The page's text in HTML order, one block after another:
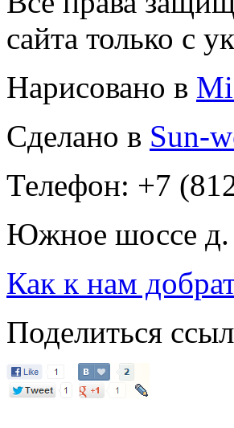
сайта только с
Нарисовано в
Сделано в Sun-
Телефон: +7
Южное шоссе
Как к нам
Поделиться